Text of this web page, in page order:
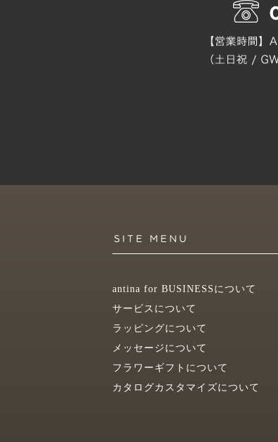
antina for BUSINESSについて
サービスについて
ラッピングについて
メッセージについて
フラワーギフトについて
カタログカスタマイズについて